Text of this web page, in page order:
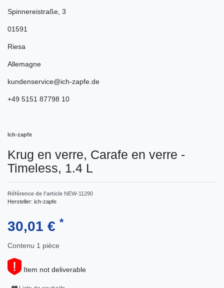
Spinnereistraße 3
01591
Riesa
Allemagne
kundenservice@ich-zapfe.de
+49 5151 87798 10
Ich-zapfe
Krug en verre, Сarafe en verre -
Timeless, 1.4 L
Référence de l’article NEW-11290
Hersteller: ich-zapfe
30,01 € *
Contenu 1 pièce
Item not deliverable